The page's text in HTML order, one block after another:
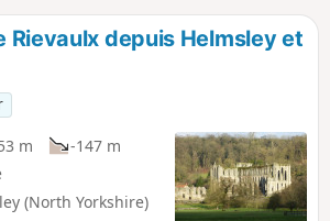
Rievaulx depuis Helmsley et
m
-147 m
(North Yorkshire)